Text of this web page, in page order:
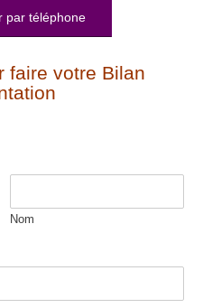
par téléphone
faire votre Bilan
Nom